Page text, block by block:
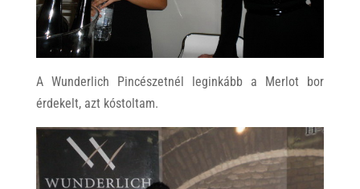
A Wunderlich Pincészetnél leginkább a Merlot bor
érdekelt, azt kóstoltam.